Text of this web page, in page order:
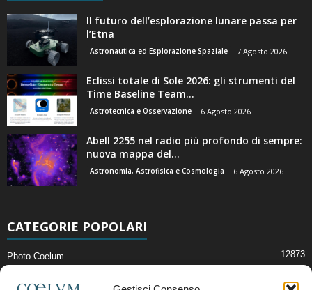
Il futuro dell’esplorazione lunare passa per
l’Etna
Astronautica ed Esplorazione Spaziale 7 Agosto 2026
Eclissi totale di Sole 2026: gli strumenti del
Time Baseline Team...
Astrotecnica e Osservazione 6 Agosto 2026
Abell 2255 nel radio più profondo di sempre:
nuova mappa del...
Astronomia, Astrofisica e Cosmologia 6 Agosto 2026
CATEGORIE POPOLARI
Photo-Coelum 12873